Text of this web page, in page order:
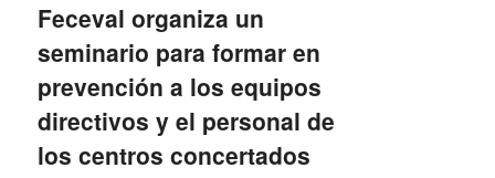
Feceval organiza un
seminario para formar en
prevención a los equipos
directivos y el personal de
los centros concertados